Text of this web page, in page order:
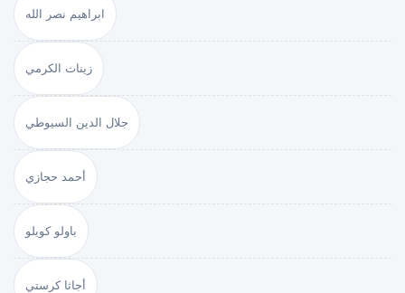
ابراهيم نصر الله
زينات الكرمي
جلال الدين السيوطي
أحمد حجازي
باولو كويلو
أجاثا كرستي